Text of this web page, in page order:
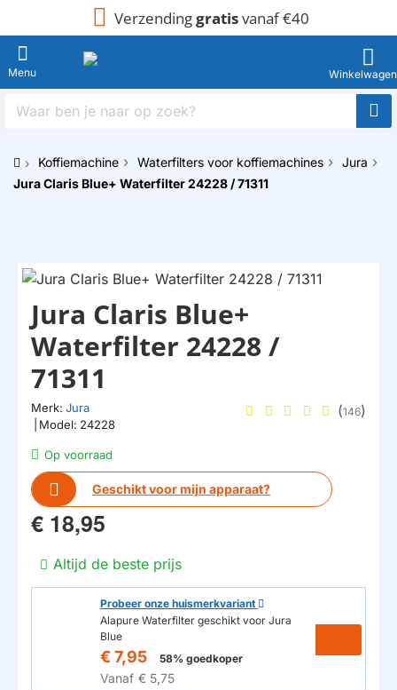
Verzendinggratisvanaf €40
Waar
naar
h
Koffiemachine Waterfilters voor koffiemachines
Jura
Jura Claris Blue+ Waterfilter 24228 / 71311​​​​​​​
Op voorraad
Geschikt voor mijn apparaat?
Jura Claris Blue+
Waterfilter 24228 /
71311​​​​​​​
Merk: Jura
Model: 24228
(146)
€ 18,95
Altijd de beste prijs
Probeer onze huismerkvariant
Alapure ​​​​​​Waterfilter geschikt voor Jura
Blue
€ 7,95 58% goedkoper
Vanaf € 5,75